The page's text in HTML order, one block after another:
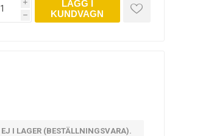
i
h
LÄGG I
KUNDVAGN
EJ I LAGER (BESTÄLLNINGSVARA).